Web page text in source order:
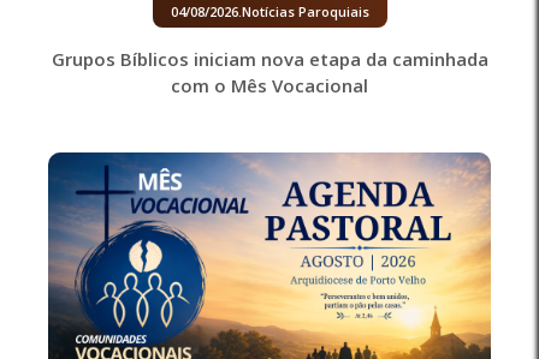
04/08/2026. Notícias Paroquiais
Grupos Bíblicos iniciam nova etapa da caminhada
com o Mês Vocacional